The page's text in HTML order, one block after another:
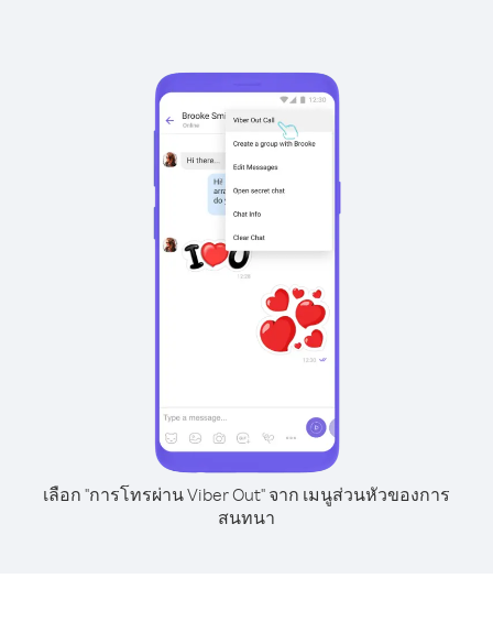
เลือก "การโทรผ่าน Viber Out" จาก เมนูส่วนหัวของการ
สนทนา